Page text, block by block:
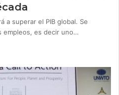
a superar el PIB global. Se
empleos, es decir uno…